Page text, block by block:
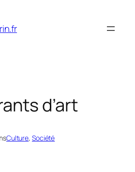
d’art
Culture, Société